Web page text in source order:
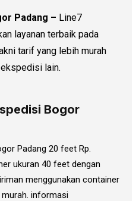
Padang – Line7
layanan terbaik pada
tarif yang lebih murah
lain.
Bogor
Padang 20 feet Rp.
ukuran 40 feet dengan
menggunakan container
informasi